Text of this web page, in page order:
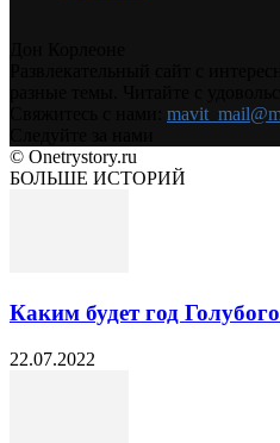
© Onetrystory.ru
БОЛЬШЕ ИСТОРИЙ
Каким будет год
22.07.2022